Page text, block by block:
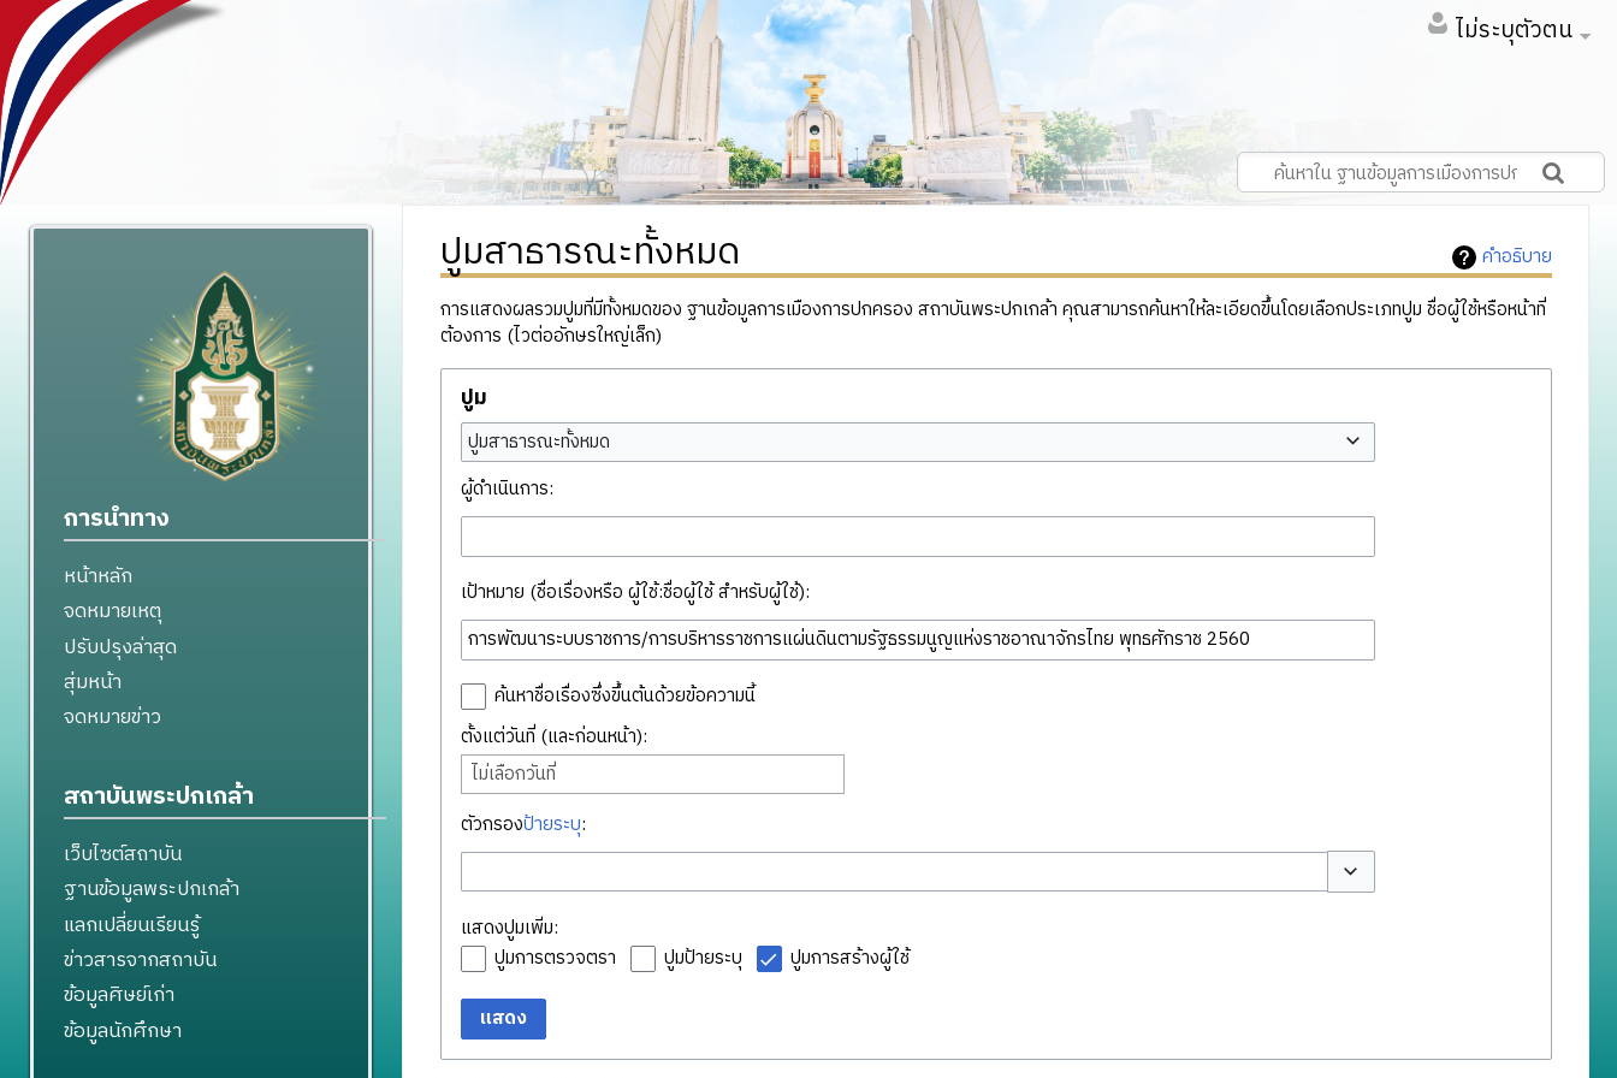
ไม่ระบุตัวตน
คำอธิบาย
ปูมสาธารณะทั้งหมด
การแสดงผลรวมปูมที่มีทั้งหมดของ ฐานข้อมูลการเมืองการปกครอง สถาบันพระปกเกล้า คุณสามารถค้นหาให้ละเอียดขึ้นโดยเลือกประเภทปูม ชื่อผู้ใช้หรือหน้าที่
ต้องการ (ไวต่ออักษรใหญ่เล็ก)
ปูม
ปูมสาธารณะทั้งหมด
ผู้ดำเนินการ:
เป้าหมาย (ชื่อเรื่องหรือ ผู้ใช้:ชื่อผู้ใช้ สำหรับผู้ใช้):
ค้นหาชื่อเรื่องซึ่งขึ้นต้นด้วยข้อความนี้
ตั้งแต่วันที่ (และก่อนหน้า):
ไม่เลือกวันที่
ตัวกรองป้ายระบุ:
สลับตัวเลือก
แสดงปูมเพิ่ม:
ปูมการตรวจตรา
ปูมป้ายระบุ ปูมการสร้างผู้ใช้
แสดง
การนำทาง
หน้าหลัก
จดหมายเหตุ
ปรับปรุงล่าสุด
สุ่มหน้า
จดหมายข่าว
สถาบันพระปกเกล้า
เว็บไซต์สถาบัน
ฐานข้อมูลพระปกเกล้า
แลกเปลี่ยนเรียนรู้
ข่าวสารจากสถาบัน
ข้อมูลศิษย์เก่า
ข้อมูลนักศึกษา